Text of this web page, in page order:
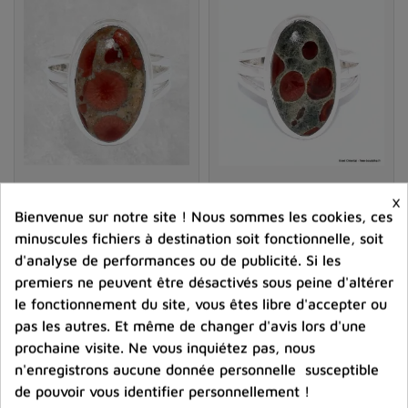
Pendentif en obsidienne peanut
peanut, vous pouvez la porter sous forme debijou,telle
qu'unpendentif,un bracelet ou une bague. De cette
manière, la pierre restera en contact direct avec votre
corps et son énergie pourra agir sur vos chakras et votre
aura tout au long de la journée.
Méditer avec l'obsidienne peanut
La méditation est une pratique puissante pour se
connecter à l'énergie des pierres et approfondir leur
Peanut 3 anneaux taille 63
Prix
68,00 €
shopping_cart  favorite_border
anneaux taille 62
Prix
68,00 €
shopping_cart  favorite_border
×
Bienvenue sur notre site ! Nous sommes les cookies, ces
minuscules fichiers à destination soit fonctionnelle, soit
d'analyse de performances ou de publicité. Si les
premiers ne peuvent être désactivés sous peine d'altérer
le fonctionnement du site, vous êtes libre d'accepter ou
pas les autres. Et même de changer d'avis lors d'une
prochaine visite. Ne vous inquiétez pas, nous
n'enregistrons aucune donnée personnelle susceptible
de pouvoir vous identifier personnellement !